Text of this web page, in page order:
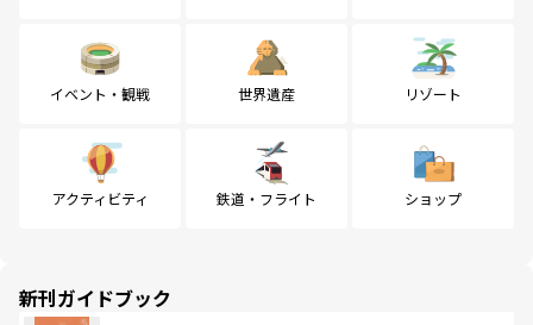
イベント・観戦 世界遺産 リゾート
アクティビティ 鉄道・フライト ショップ
新刊ガイドブック